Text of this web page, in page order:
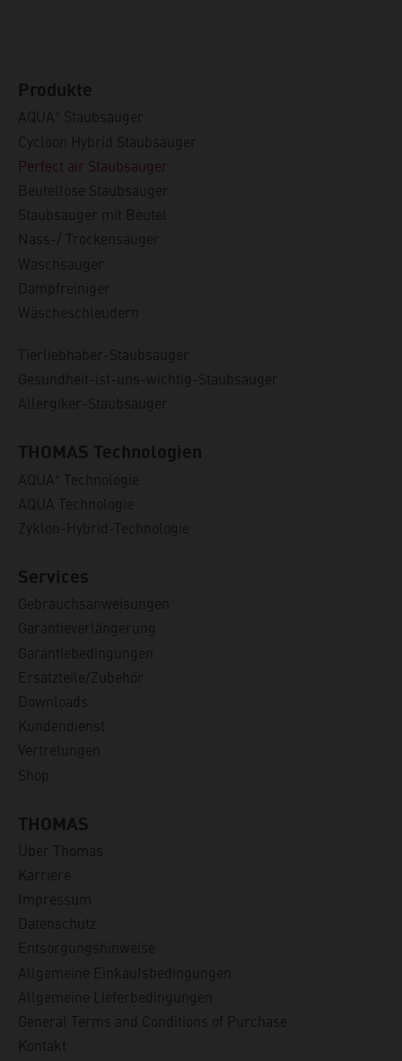
Produkte
AQUA + Staubsauger
Cycloon Hybrid Staubsauger
Perfect air Staubsauger
Beutellose Staubsauger
Staubsauger mit Beutel
Nass-/ Trockensauger
Waschsauger
Dampfreiniger
Wäscheschleudern
Tierliebhaber-Staubsauger
Gesundheit-ist-uns-wichtig-Staubsauger
Allergiker-Staubsauger
THOMAS Technologien
AQUA + Technologie
AQUA Technologie
Zyklon-Hybrid-Technologie
Services
Gebrauchsanweisungen
Garantieverlängerung
Garantiebedingungen
Ersatzteile/Zubehör
Downloads
Kundendienst
Vertretungen
Shop
THOMAS
Über Thomas
Karriere
Impressum
Datenschutz
Entsorgungshinweise
Allgemeine Einkaufsbedingungen
Allgemeine Lieferbedingungen
General Terms and Conditions of Purchase
Kontakt